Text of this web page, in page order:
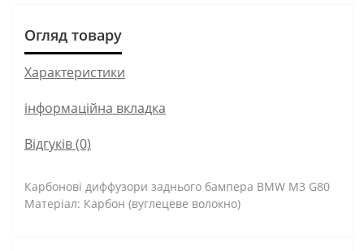
Огляд товару
Характеристики
інформаційна вкладка
Відгуків (0)
Карбонові диффузори заднього бампера BMW M3 G80
Матеріал: Карбон (вуглецеве волокно)